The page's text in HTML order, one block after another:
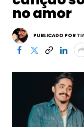
no amor
PUBLICADO POR